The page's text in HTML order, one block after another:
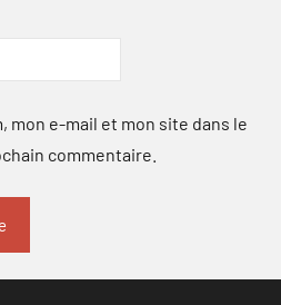
mon e-mail et mon site dans le
commentaire.